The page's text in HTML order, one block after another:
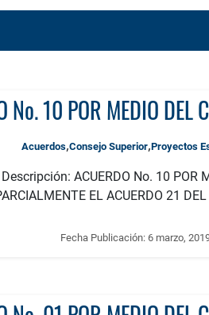
Acuerdos,Consejo Superior,Proyectos
ACUERDO No. 10 POR
EL ACUERDO 21
Fecha Publicación: 6 marzo,